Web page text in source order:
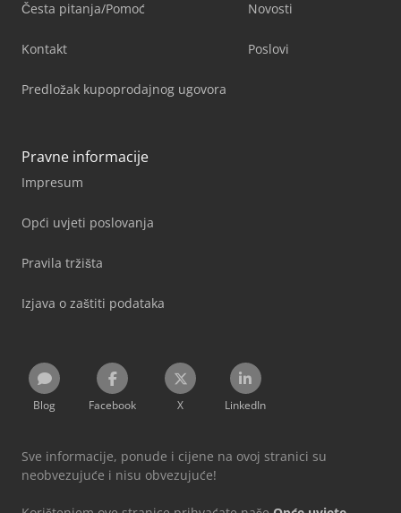
Česta pitanja/Pomoć
Kontakt
Predložak kupoprodajnog ugovora
Novosti
Poslovi
Pravne informacije
Impresum
Opći uvjeti poslovanja
Pravila tržišta
Izjava o zaštiti podataka
Blog Facebook X LinkedIn
Sve informacije, ponude i cijene na ovoj stranici su
neobvezujuće i nisu obvezujuće!